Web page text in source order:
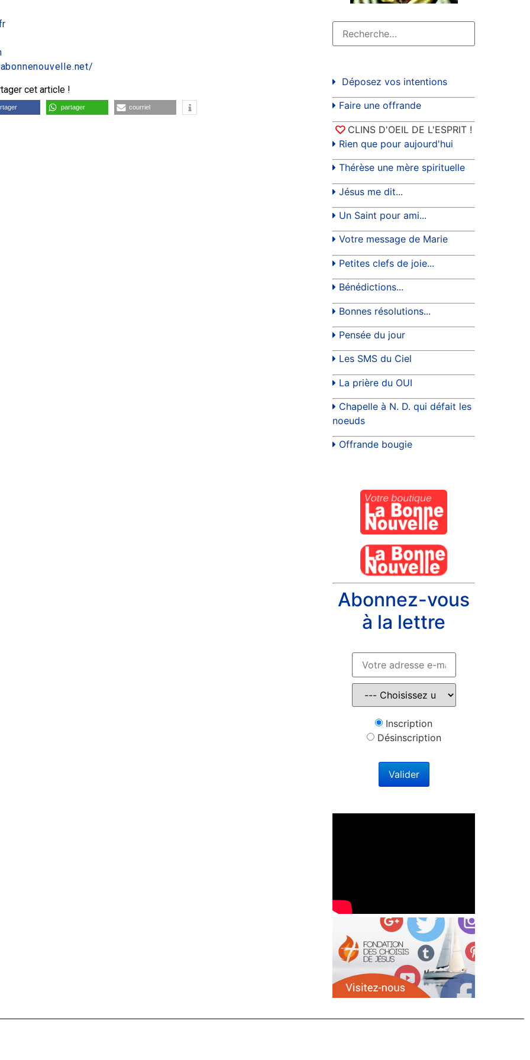
cet article !
partager courriel
Déposez vos intentions
Faire une offrande
CLINS D'OEIL DE L'ESPRIT !
Rien que pour aujourd'hui
Thérèse une mère spirituelle
Jésus me dit...
Un Saint pour ami...
Votre message de Marie
Petites clefs de joie...
Bénédictions...
Bonnes résolutions...
Pensée du jour
Les SMS du Ciel
La prière du OUI
Chapelle à N. D. qui défait les
noeuds
Offrande bougie
Abonnez-vous
à la lettre
Inscription
Désinscription